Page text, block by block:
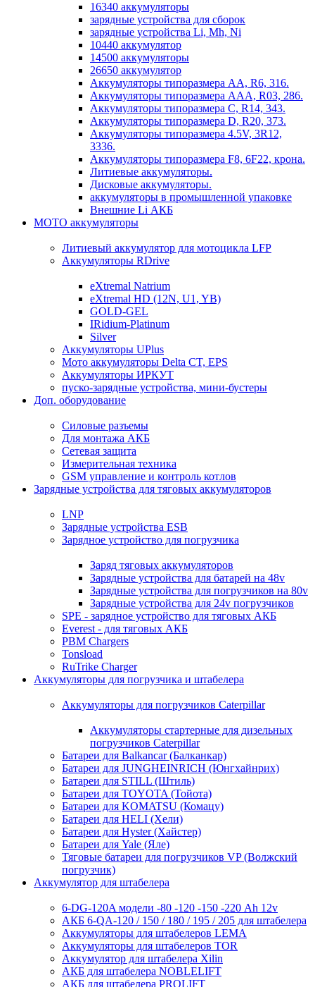
16340 аккумуляторы
зарядные устройства для сборок
зарядные устройства Li, Mh, Ni
10440 аккумулятор
14500 аккумуляторы
26650 аккумулятор
Аккумуляторы типоразмера АА, R6, 316.
Аккумуляторы типоразмера ААА, R03, 286.
Аккумуляторы типоразмера С, R14, 343.
Аккумуляторы типоразмера D, R20, 373.
Аккумуляторы типоразмера 4.5V, 3R12,
3336.
Аккумуляторы типоразмера F8, 6F22, крона.
Литиевые аккумуляторы.
Дисковые аккумуляторы.
аккумуляторы в промышленной упаковке
Внешние Li АКБ
МОТО аккумуляторы
Литиевый аккумулятор для мотоцикла LFP
Аккумуляторы RDrive
eXtremal Natrium
eXtremal HD (12N, U1, YB)
GOLD-GEL
IRidium-Platinum
Silver
Аккумуляторы UPlus
Мото аккумуляторы Delta CT, EPS
Аккумуляторы ИРКУТ
пуско-зарядные устройства, мини-бустеры
Доп. оборудование
Силовые разъемы
Для монтажа АКБ
Сетевая защита
Измерительная техника
GSM управление и контроль котлов
Зарядные устройства для тяговых аккумуляторов
LNP
Зарядные устройства ESB
Зарядное устройство для погрузчика
Заряд тяговых аккумуляторов
Зарядные устройства для батарей на 48v
Зарядные устройства для погрузчиков на 80v
Зарядные устройства для 24v погрузчиков
SPE - зарядное устройство для тяговых АКБ
Everest - для тяговых АКБ
PBM Chargers
Tonsload
RuTrike Charger
Аккумуляторы для погрузчика и штабелера
Аккумуляторы для погрузчиков Caterpillar
Аккумуляторы стартерные для дизельных
погрузчиков Caterpillar
Батареи для Balkancar (Балканкар)
Батареи для JUNGHEINRICH (Юнгхайнрих)
Батареи для STILL (Штиль)
Батареи для TOYOTA (Тойота)
Батареи для KOMATSU (Комацу)
Батареи для HELI (Хели)
Батареи для Hyster (Хайстер)
Батареи для Yale (Яле)
Тяговые батареи для погрузчиков VP (Волжский
погрузчик)
Аккумулятор для штабелера
6-DG-120A модели -80 -120 -150 -220 Ah 12v
АКБ 6-QA-120 / 150 / 180 / 195 / 205 для штабелера
Аккумуляторы для штабелеров LEMA
Аккумуляторы для штабелеров TOR
Аккумулятор для штабелера Xilin
АКБ для штабелера NOBLELIFT
АКБ для штабелера PROLIFT